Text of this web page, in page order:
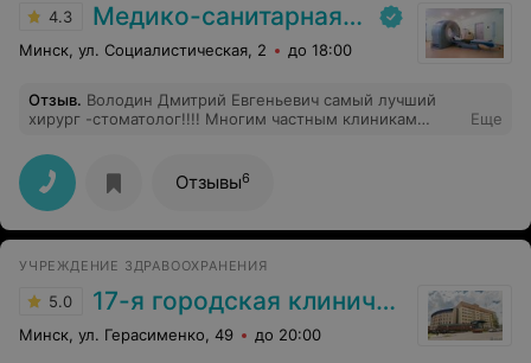
4.3 Медико-санитарная часть «МАЗ»
Минск, ул. Социалистическая, 2 до 18:00
Отзыв. Володин Дмитрий Евгеньевич самый лучший
хирург -стоматолог!!!! Многим частным клиникам
Еще
Отзывы6
УЧРЕЖДЕНИЕ ЗДРАВООХРАНЕНИЯ
5.0 17-я городская клиническая поликлиника
Минск, ул. Герасименко, 49 до 20:00